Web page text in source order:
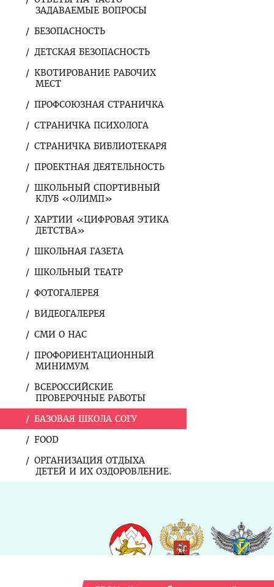
ЗАДАВАЕМЫЕ ВОПРОСЫ
БЕЗОПАСНОСТЬ
ДЕТСКАЯ БЕЗОПАСНОСТЬ
КВОТИРОВАНИЕ РАБОЧИХ
МЕСТ
ПРОФСОЮЗНАЯ СТРАНИЧКА
СТРАНИЧКА ПСИХОЛОГА
СТРАНИЧКА БИБЛИОТЕКАРЯ
ПРОЕКТНАЯ ДЕЯТЕЛЬНОСТЬ
ШКОЛЬНЫЙ СПОРТИВНЫЙ
КЛУБ «ОЛИМП»
ХАРТИИ «ЦИФРОВАЯ ЭТИКА
ДЕТСТВА»
ШКОЛЬНАЯ ГАЗЕТА
ШКОЛЬНЫЙ ТЕАТР
ФОТОГАЛЕРЕЯ
ВИДЕОГАЛЕРЕЯ
СМИ О НАС
ПРОФОРИЕНТАЦИОННЫЙ
МИНИМУМ
ВСЕРОССИЙСКИЕ
ПРОВЕРОЧНЫЕ РАБОТЫ
БАЗОВАЯ ШКОЛА СОГУ
FOOD
ОРГАНИЗАЦИЯ ОТДЫХА
ДЕТЕЙ И ИХ ОЗДОРОВЛЕНИЕ.